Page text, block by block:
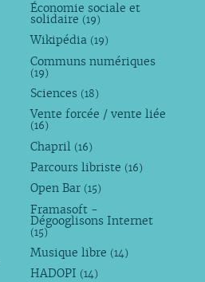
Économie sociale et
solidaire (19)
Wikipédia (19)
Communs numériques
(19)
Sciences (18)
Vente forcée / vente liée
(16)
Chapril (16)
Parcours libriste (16)
Open Bar (15)
Framasoft -
Dégooglisons Internet
(15)
Musique libre (14)
HADOPI (14)